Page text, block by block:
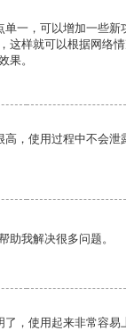
单一，可以增加一些新
这样就可以根据网络
果。
高，使用过程中不会泄
助我解决很多问题。
了，使用起来非常容易